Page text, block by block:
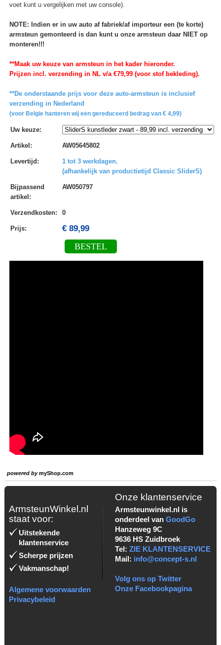
voet kunt u vergelijken met uw console).
NOTE: Indien er in uw auto af fabriek/af importeur een (te korte)
armsteun gemonteerd is dan kunt u onze armsteun daar NIET op
monteren!!!
**Maak uw keuze van armsteun in het kader hieronder.
Prijzen incl. verzending in NL v/a €79,99 (voor stof bekleding).
**De onderstaande prijs voor deze auto-armsteun is inclusief
verzending in Nederland
(voor Belgie hanteren wij een gereduceerd bedrag van € 4,99)
Uw keuze:
Artikel : AW05645802
Levertijd :
1 tot 3 werkdagen.
(afhankelijk van productietijd Classic SliderS)
Bijpassend
artikel :
AW050797
Verzendkosten: 0
Prijs: € 89,99
BESTEL
powered bymyShop.com
ArmsteunWinkel.nl
staat voor:
Uitstekende
klantenservice
Scherpe prijzen
Vakmanschap!
Algemene voorwaarden
Privacybeleid
Onze klantenservice
Armsteunwinkel.nl is
onderdeel van GoodGo
Hanzeweg 9C
9636 HS Zuidbroek
Tel: ZIE KLANTENSERVICE
Mail: info@concept-s.nl
Volg ons op Twitter
Onze Facebookpagina